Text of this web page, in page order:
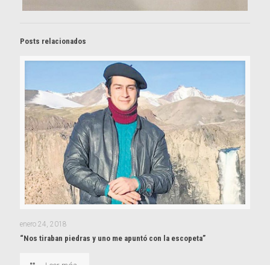
Posts relacionados
enero 24, 2018
“Nos tiraban piedras y uno me apuntó con la escopeta”